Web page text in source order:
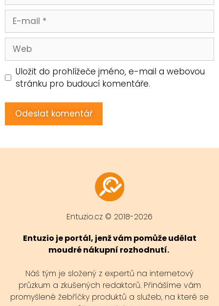
Uložit do prohlížeče jméno, e-mail a webovou
stránku pro budoucí komentáře.
Entuzio.cz © 2018-2026
Entuzio je portál, jenž vám pomůže udělat
moudré nákupní rozhodnutí.
Náš tým je složený z expertů na internetový
průzkum a zkušených redaktorů. Přinášíme vám
promyšlené žebříčky produktů a služeb, na které se